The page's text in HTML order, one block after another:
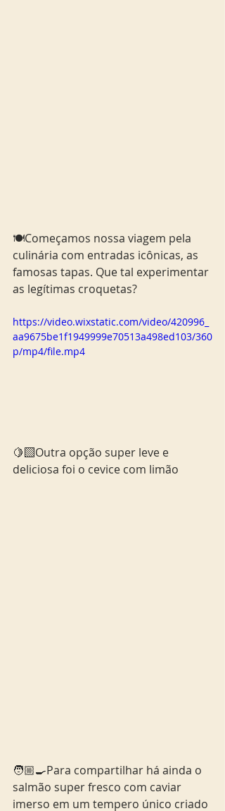
🍽️Começamos nossa viagem pela
culinária com entradas icônicas, as
famosas tapas. Que tal experimentar
as legítimas croquetas?
https://video.wixstatic.com/video/420996_
aa9675be1f1949999e70513a498ed103/360
p/mp4/file.mp4
🍋‍🟩Outra opção super leve e
deliciosa foi o cevice com limão
🧑🏼‍🍳Para compartilhar há ainda o
salmão super fresco com caviar
imerso em um tempero único criado